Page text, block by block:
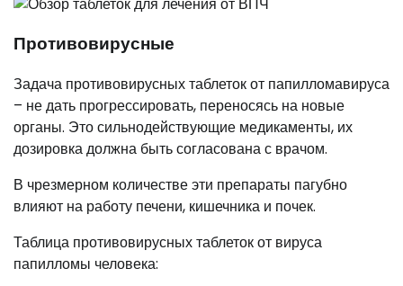
Противовирусные
Задача противовирусных таблеток от папилломавируса
– не дать прогрессировать, переносясь на новые
органы. Это сильнодействующие медикаменты, их
дозировка должна быть согласована с врачом.
В чрезмерном количестве эти препараты пагубно
влияют на работу печени, кишечника и почек.
Таблица противовирусных таблеток от вируса
папилломы человека: